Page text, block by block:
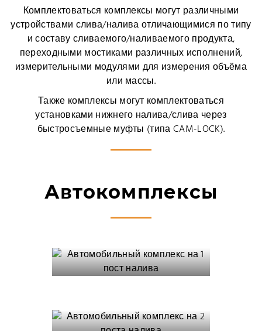
Комплектоваться комплексы могут различными
устройствами слива/налива отличающимися по типу
и составу сливаемого/наливаемого продукта,
переходными мостиками различных исполнений,
измерительными модулями для измерения объёма
или массы.
Также комплексы могут комплектоваться
установками нижнего налива/слива через
быстросъемные муфты (типа CAM-LOCK).
Автокомплексы
Автомобильный
комплекс на 1
Автомобильный
комплекс на 2
Автомобильный